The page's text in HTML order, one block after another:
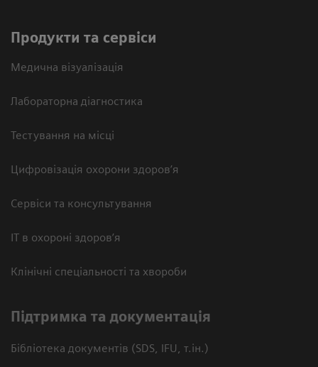
Продукти та сервіси
Медична візуалізація
Лабораторна діагностика
Тестування на місці
Цифровізація охорони здоров’я
Сервіси та консультування
ІТ в охороні здоров’я
Клінічні спеціальності та хвороби
Підтримка та документація
Бібліотека документів (SDS, IFU, т.ін.)